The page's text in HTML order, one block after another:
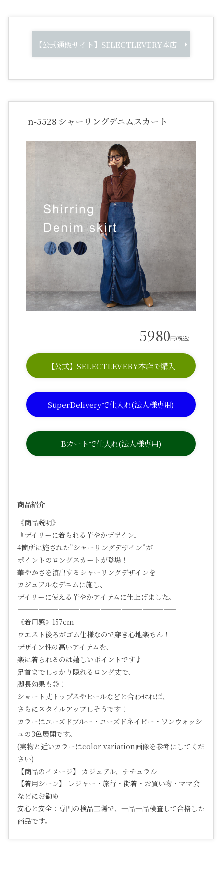
【公式通販サイト】SELECTLEVERY本店
n-5528 シャーリングデニムスカート
5980円(税込)
【公式】SELECTLEVERY本店で購入
SuperDeliveryで仕入れ(法人様専用)
Bカートで仕入れ(法人様専用)
商品紹介
《商品説明》
『デイリーに着られる華やかデザイン』
4箇所に施された”シャーリングデザイン”が
ポイントのロングスカートが登場！
華やかさを演出するシャーリングデザインを
カジュアルなデニムに施し、
デイリーに使える華やかアイテムに仕上げました。
———————————————————————
《着用感》157cm
ウエスト後ろがゴム仕様なので穿き心地楽ちん！
デザイン性の高いアイテムを、
楽に着られるのは嬉しいポイントです♪
足首までしっかり隠れるロング丈で、
脚長効果も◎！
ショート丈トップスやヒールなどと合わせれば、
さらにスタイルアップしそうです！
カラーはユーズドブルー・ユーズドネイビー・ワンウォッシ
ュの3色展開です。
(実物と近いカラーはcolor variation画像を参考にしてくだ
さい)
【商品のイメージ】 カジュアル、ナチュラル
【着用シーン】 レジャー・旅行・街着・お買い物・ママ会
などにお勧め
安心と安全：専門の検品工場で、一品一品検査して合格した
商品です。